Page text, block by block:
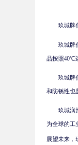
玖城牌
玖城牌
品按照40℃
玖城牌
和防锈性也
玖城润
为全球的工
展望未来，